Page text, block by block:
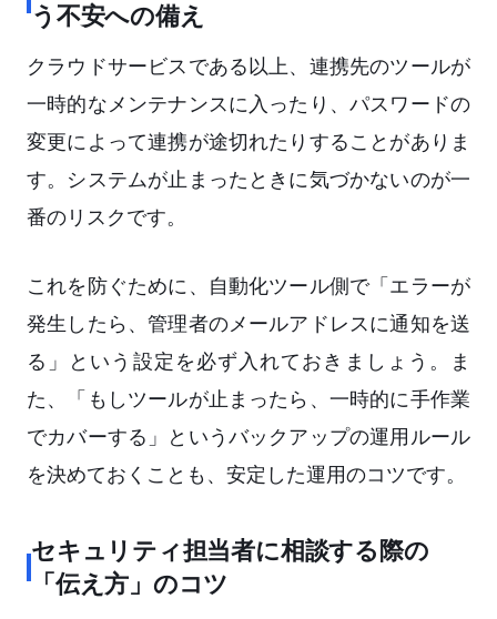
う不安への備え
クラウドサービスである以上、連携先のツールが
一時的なメンテナンスに入ったり、パスワードの
変更によって連携が途切れたりすることがありま
す。システムが止まったときに気づかないのが一
番のリスクです。
これを防ぐために、自動化ツール側で「エラーが
発生したら、管理者のメールアドレスに通知を送
る」という設定を必ず入れておきましょう。ま
た、「もしツールが止まったら、一時的に手作業
でカバーする」というバックアップの運用ルール
を決めておくことも、安定した運用のコツです。
セキュリティ担当者に相談する際の
「伝え方」のコツ